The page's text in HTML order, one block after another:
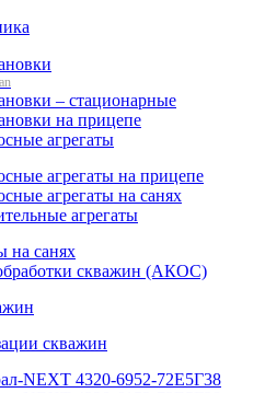
– стационарные
на прицепе
агрегаты
агрегаты на прицепе
агрегаты на санях
агрегаты
на санях
скважин (АКОС)
скважин
NEXT 4320-6952-72Е5Г38